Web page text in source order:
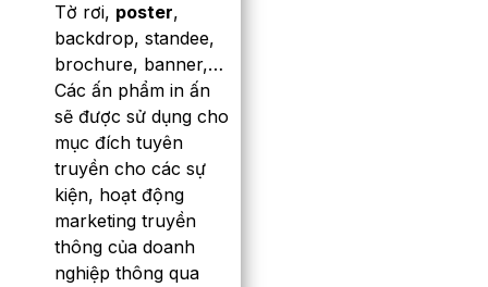
Tờ rơi, poster,
backdrop, standee,
brochure, banner,…
Các ấn phẩm in ấn
sẽ được sử dụng cho
mục đích tuyên
truyền cho các sự
kiện, hoạt động
marketing truyền
thông của doanh
nghiệp thông qua